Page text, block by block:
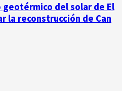
del solar de El
la reconstrucción de Can